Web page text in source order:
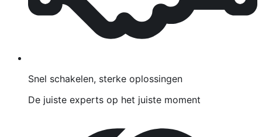
Snel schakelen, sterke oplossingen
De juiste experts op het juiste moment